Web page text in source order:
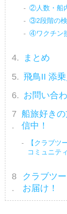
②人数・船
③2段階の
④ワクチン
まとめ
飛鳥II 添
お問い合
船旅好き
信中！
【クラブツ
コミュニテ
クラブツ
お届け！